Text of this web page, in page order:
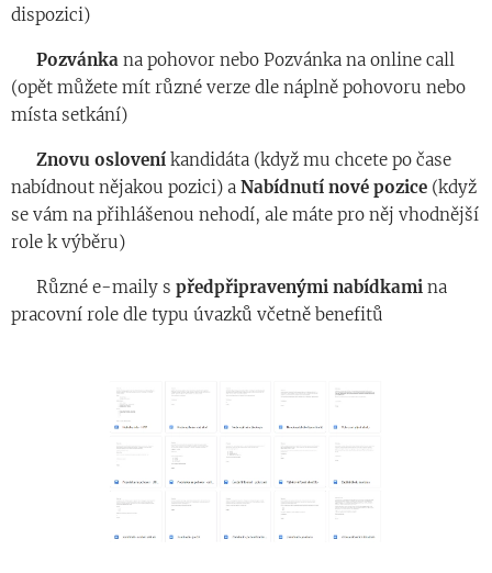
dispozici)
Pozvánka na pohovor nebo Pozvánka na online call
(opět můžete mít různé verze dle náplně pohovoru nebo
místa setkání)
Znovu oslovení kandidáta (když mu chcete po čase
nabídnout nějakou pozici) a Nabídnutí nové pozice (když
se vám na přihlášenou nehodí, ale máte pro něj vhodnější
role k výběru)
◾️ Různé e-maily s předpřipravenými nabídkami na
pracovní role dle typu úvazků včetně benefitů